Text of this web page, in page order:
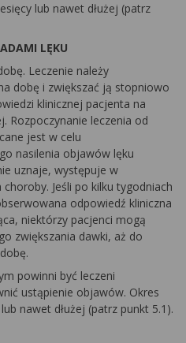
lub nawet dłużej (patrz
LĘKU
Leczenie należy
dobę i zwiększać ją stopniowo
klinicznej pacjenta na
Rozpoczynanie leczenia od
jest w celu
nasilenia objawów lęku
uznaje, występuje w
Jeśli po kilku tygodniach
odpowiedź kliniczna
niektórzy pacjenci mogą
zwiększania dawki, aż do
powinni być leczeni
ustąpienie objawów. Okres
nawet dłużej (patrz punkt 5.1).